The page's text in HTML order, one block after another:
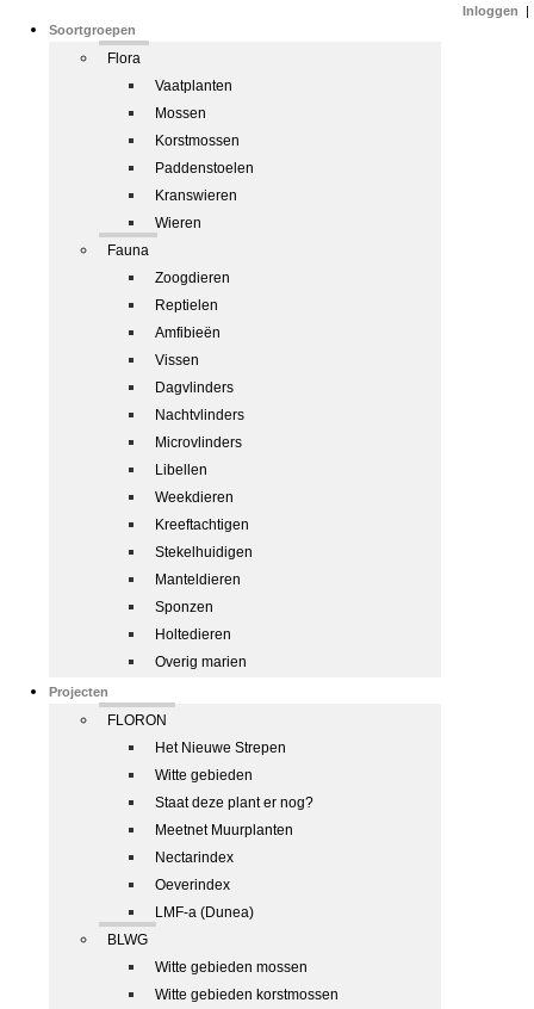
Soortgroepen
Flora
Vaatplanten
Mossen
Korstmossen
Paddenstoelen
Kranswieren
Wieren
Fauna
Zoogdieren
Reptielen
Amfibieën
Vissen
Dagvlinders
Nachtvlinders
Microvlinders
Libellen
Weekdieren
Kreeftachtigen
Stekelhuidigen
Manteldieren
Sponzen
Holtedieren
Overig marien
Projecten
FLORON
Het Nieuwe Strepen
Witte gebieden
Staat deze plant er nog?
Meetnet Muurplanten
Nectarindex
Oeverindex
LMF-a (Dunea)
BLWG
Witte gebieden mossen
Witte gebieden korstmossen
Inloggen |